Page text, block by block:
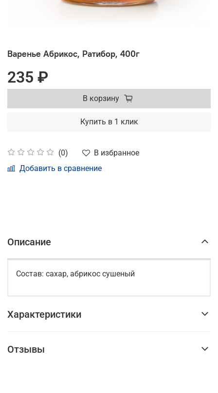
Варенье Абрикос, Ратибор, 400г
(0)
В избранное
Добавить в сравнение
235 ₽
В корзину
Купить в 1 клик
Описание
Состав: сахар, абрикос сушеный
Характеристики
Отзывы